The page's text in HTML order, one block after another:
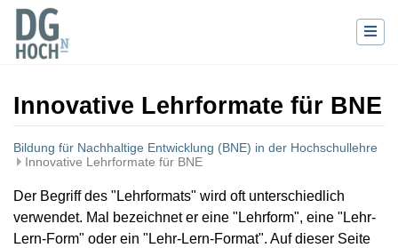
Innovative Lehrformate für BNE
Bildung für Nachhaltige Entwicklung (BNE) in der Hochschullehre
Innovative Lehrformate für BNE
Wechseln zu:Navigation,Suche
Der Begriff des "Lehrformats" wird oft unterschiedlich
verwendet. Mal bezeichnet er eine "Lehrform", eine "Lehr-
Lern-Form" oder ein "Lehr-Lern-Format". Auf dieser Seite